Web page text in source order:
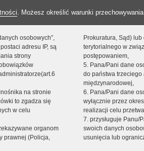
. Możesz określić warunki
osobowych”,
adresu IP, są
strony
na stronie
to zgadza się
w celu
organom
prawnej (Policja,
Prokuratura, Sąd)
terytorialnego w
postępowaniem,
5. Pana/Pani dane
do państwa
międzynarodowej,
6. Pana/Pani dane
wyłącznie przez
realizacji celu
7. przysługuje Panu/
swoich danych
usunięcia lub